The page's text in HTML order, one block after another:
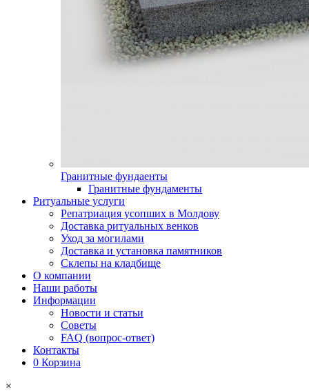
Гранитные фундаенты
Гранитные фундаменты
Ритуальные услуги
Репатриация усопших в Молдову
Доставка ритуальных венков
Уход за могилами
Доставка и установка памятников
Склепы на кладбище
О компании
Наши работы
Информации
Новости и статьи
Советы
FAQ (вопрос-ответ)
Контакты
0 Корзина
×